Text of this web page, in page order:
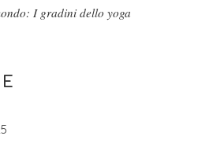
I gradini dello yoga